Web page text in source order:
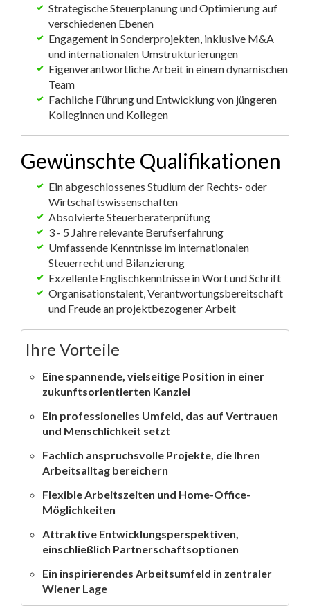
Strategische Steuerplanung und Optimierung auf
verschiedenen Ebenen
Engagement in Sonderprojekten, inklusive M&A
und internationalen Umstrukturierungen
Eigenverantwortliche Arbeit in einem dynamischen
Team
Fachliche Führung und Entwicklung von jüngeren
Kolleginnen und Kollegen
Gewünschte Qualifikationen
Ein abgeschlossenes Studium der Rechts- oder
Wirtschaftswissenschaften
Absolvierte Steuerberaterprüfung
3 - 5 Jahre relevante Berufserfahrung
Umfassende Kenntnisse im internationalen
Steuerrecht und Bilanzierung
Exzellente Englischkenntnisse in Wort und Schrift
Organisationstalent, Verantwortungsbereitschaft
und Freude an projektbezogener Arbeit
Ihre Vorteile
Eine spannende, vielseitige Position in einer
zukunftsorientierten Kanzlei
Ein professionelles Umfeld, das auf Vertrauen
und Menschlichkeit setzt
Fachlich anspruchsvolle Projekte, die Ihren
Arbeitsalltag bereichern
Flexible Arbeitszeiten und Home-Office-
Möglichkeiten
Attraktive Entwicklungsperspektiven,
einschließlich Partnerschaftsoptionen
Ein inspirierendes Arbeitsumfeld in zentraler
Wiener Lage